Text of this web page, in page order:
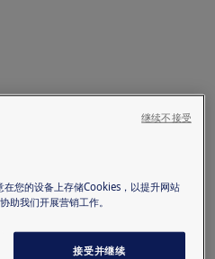
在您的设备上存储Cookies，以提升网站
助我们开展营销工作。
接受并继续
继续不接受